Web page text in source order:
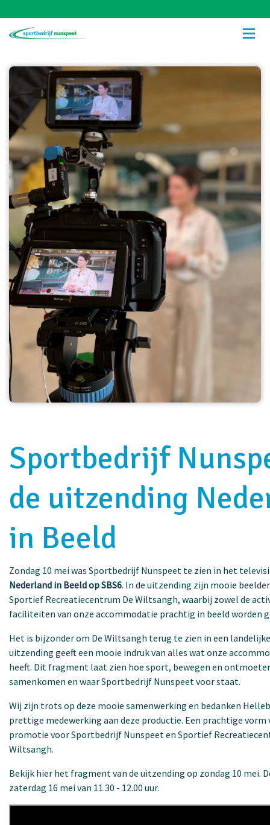
Sportbedrijf
de uitzending
in Beeld
Zondag 10 mei was Sportbedrijf Nunspeet te zien in het
Nederland in Beeld op SBS6. In de uitzending zijn mooie
Sportief Recreatiecentrum De Wiltsangh, waarbij zowel de
faciliteiten van onze accommodatie prachtig in beeld worden
Het is bijzonder om De Wiltsangh terug te zien in een
uitzending geeft een mooie indruk van alles wat onze
heeft. Dit fragment laat zien hoe sport, bewegen en
samenkomen en waar Sportbedrijf Nunspeet voor staat.
Wij zijn trots op deze mooie samenwerking en bedanken
prettige medewerking aan deze productie. Een prachtige vorm
promotie voor Sportbedrijf Nunspeet en Sportief
Wiltsangh.
Bekijk hier het fragment van de uitzending op zondag 10 mei.
zaterdag 16 mei van 11.30 - 12.00 uur.